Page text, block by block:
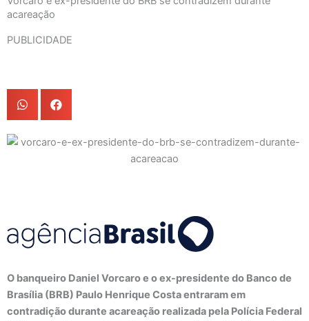
acareação
PUBLICIDADE
O banqueiro Daniel Vorcaro e o ex-presidente do Banco de
Brasília (BRB) Paulo Henrique Costa entraram em
contradição durante acareação realizada pela Polícia Federal